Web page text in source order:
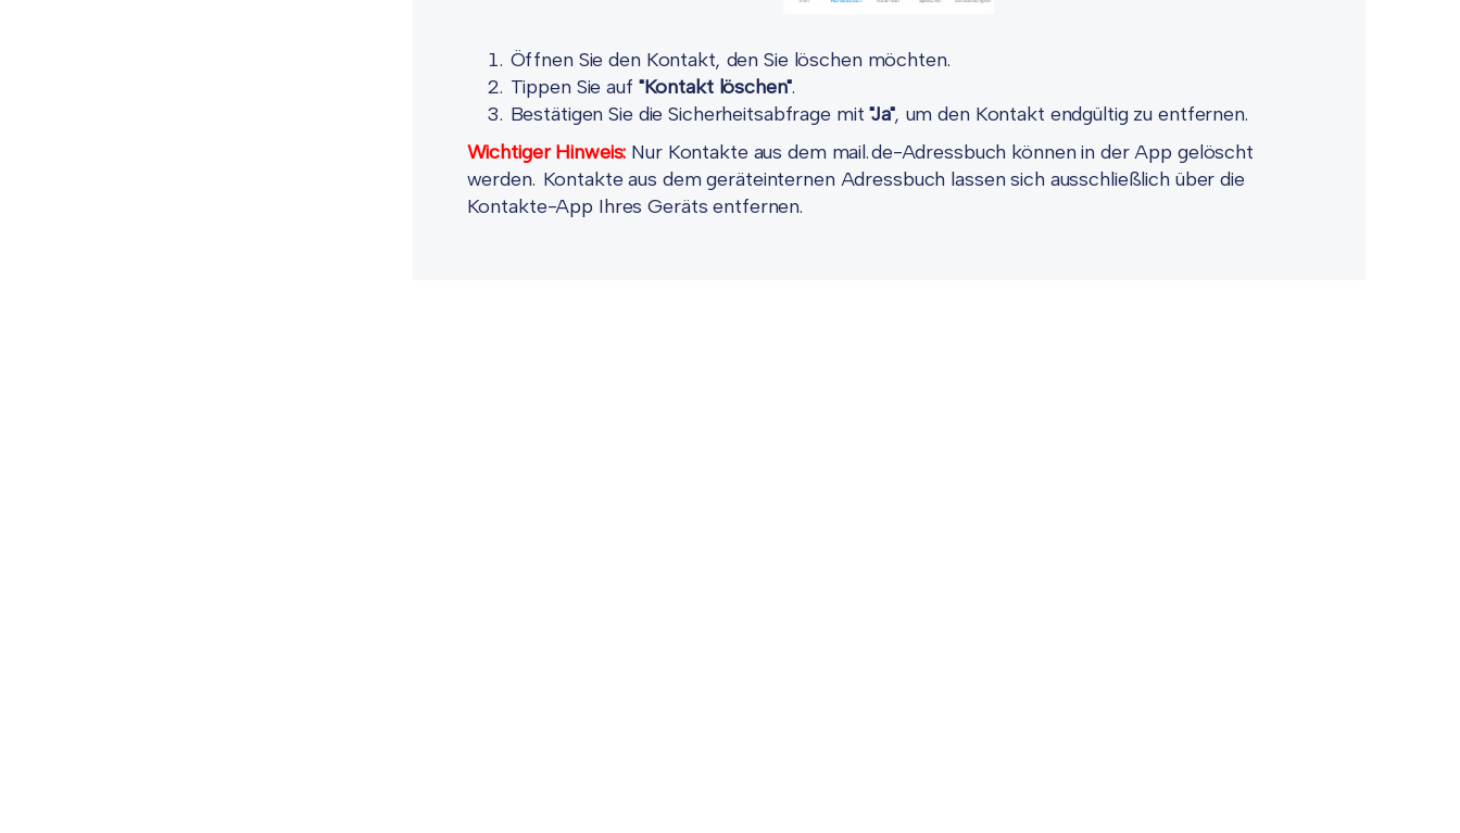
Öffnen Sie den Kontakt, den Sie löschen möchten.
Tippen Sie auf "Kontakt löschen".
Bestätigen Sie die Sicherheitsabfrage mit"Ja", um den Kontakt endgültig zu entfernen.
Wichtiger Hinweis: Nur Kontakte aus dem mail.de-Adressbuch können in der App gelöscht
werden. Kontakte aus dem geräteinternen Adressbuch lassen sich ausschließlich über die
Kontakte-App Ihres Geräts entfernen.